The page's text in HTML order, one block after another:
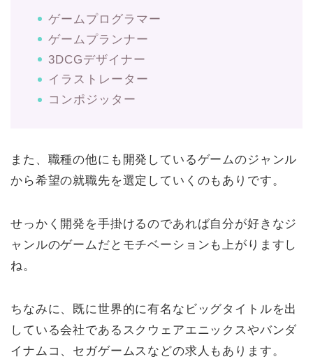
ゲームプログラマー
ゲームプランナー
3DCGデザイナー
イラストレーター
コンポジッター
また、職種の他にも開発しているゲームのジャンル
から希望の就職先を選定していくのもありです。
せっかく開発を手掛けるのであれば自分が好きなジ
ャンルのゲームだとモチベーションも上がりますし
ね。
ちなみに、既に世界的に有名なビッグタイトルを出
している会社であるスクウェアエニックスやバンダ
イナムコ、セガゲームスなどの求人もあります。